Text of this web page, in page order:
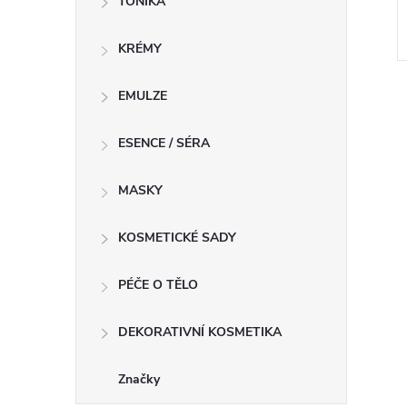
KRÉMY
EMULZE
ESENCE / SÉRA
MASKY
KOSMETICKÉ SADY
PÉČE O TĚLO
DEKORATIVNÍ KOSMETIKA
Značky